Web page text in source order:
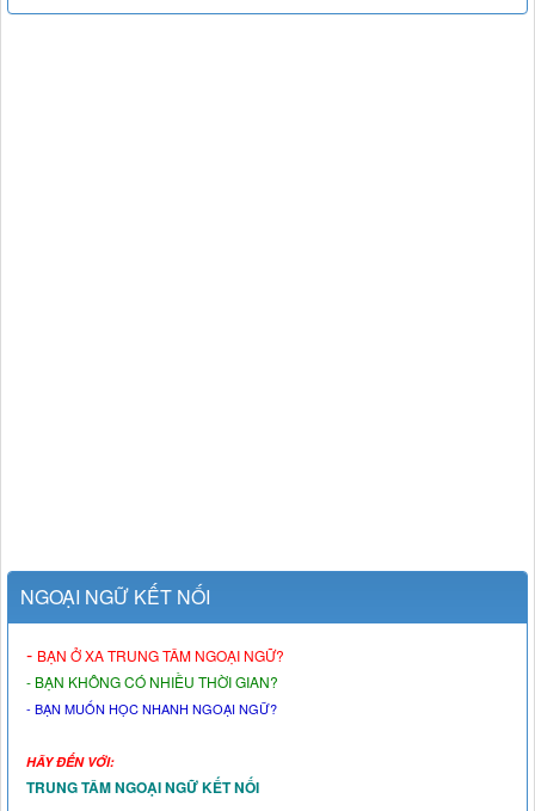
NGOẠI NGỮ KẾT NỐI
- BẠN Ở XA TRUNG TÂM NGOẠI NGỮ?
- BẠN KHÔNG CÓ NHIỀU THỜI GIAN?
- BẠN MUỐN HỌC NHANH NGOẠI NGỮ?
HÃY ĐẾN VỚI:
TRUNG TÂM NGOẠI NGỮ KẾT NỐI